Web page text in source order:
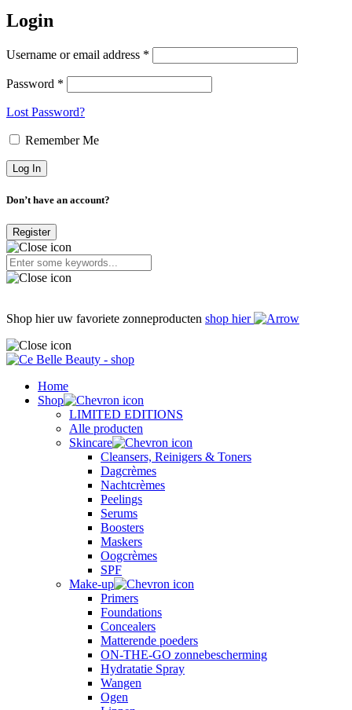
Login
Username or email address *
Password *
Lost Password?
Remember Me
Don’t have an account?
Register
Shop hier uw favoriete zonneproducten shop hier
Home
Shop
LIMITED EDITIONS
Alle producten
Skincare
Cleansers, Reinigers & Toners
Dagcrèmes
Nachtcrèmes
Peelings
Serums
Boosters
Maskers
Oogcrèmes
SPF
Make-up
Primers
Foundations
Concealers
Matterende poeders
ON-THE-GO zonnebescherming
Hydratatie Spray
Wangen
Ogen